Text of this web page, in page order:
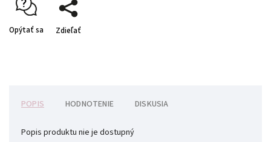
Opýtať sa Zdieľať
POPIS HODNOTENIE DISKUSIA
Popis produktu nie je dostupný